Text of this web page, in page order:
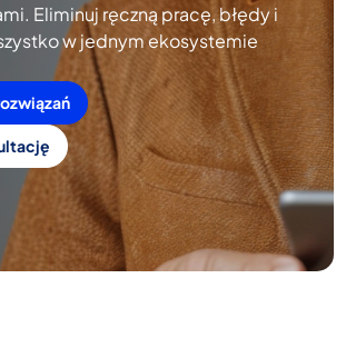
Eliminuj ręczną pracę, błędy i
w jednym ekosystemie